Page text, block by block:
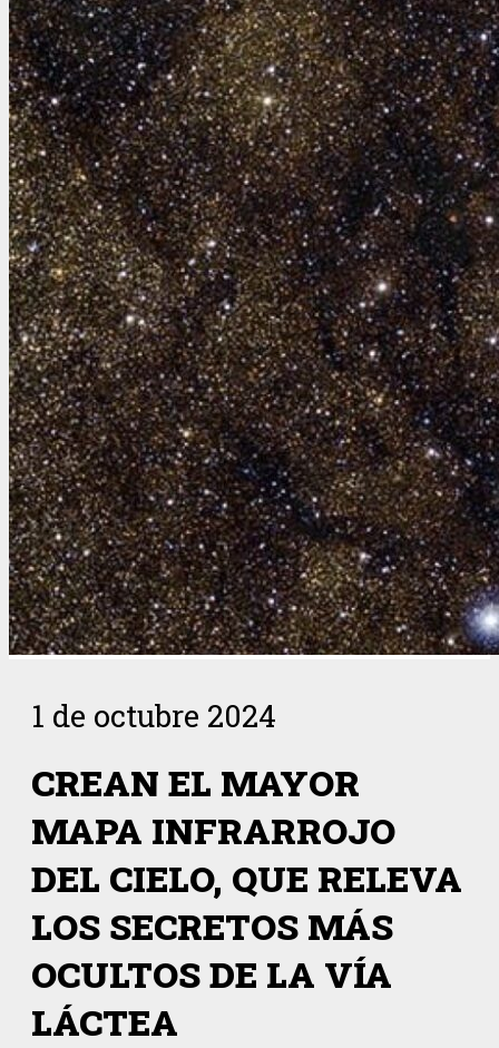
1 de octubre 2024
CREAN EL MAYOR
MAPA INFRARROJO
DEL CIELO, QUE RELEVA
LOS SECRETOS MÁS
OCULTOS DE LA VÍA
LÁCTEA